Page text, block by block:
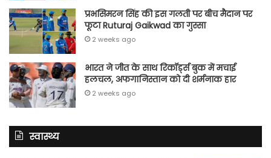
प्रभसिमरन सिंह की इस गलती पर बीच मैदान पर
फूटा Ruturaj Gaikwad का गुस्सा
2 weeks ago
भारत ने जीत के साथ रिकॉर्ड्स बुक में मचाई
हलचल, अफगानिस्तान को दी शर्मनाक हार
2 weeks ago
स्वास्थ्य